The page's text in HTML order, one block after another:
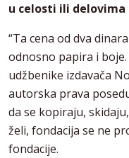
u celosti ili
“Ta cena od dva
odnosno papira i
udžbenike izdavača
autorska prava
da se kopiraju,
želi, fondacija se ne
fondacije.